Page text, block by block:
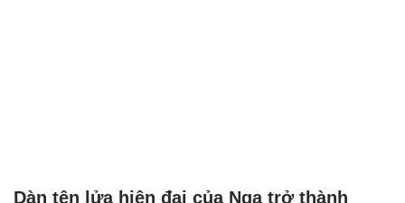
Dàn tên lửa hiện đại của Nga trở thành